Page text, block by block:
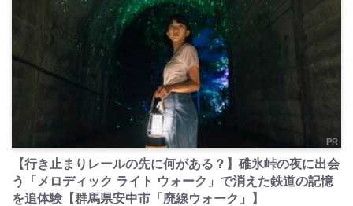
PR
【行き止まりレールの先に何がある？】碓氷峠の夜に出会
う「メロディック ライト ウォーク」で消えた鉄道の記憶
を追体験【群馬県安中市「廃線ウォーク」】